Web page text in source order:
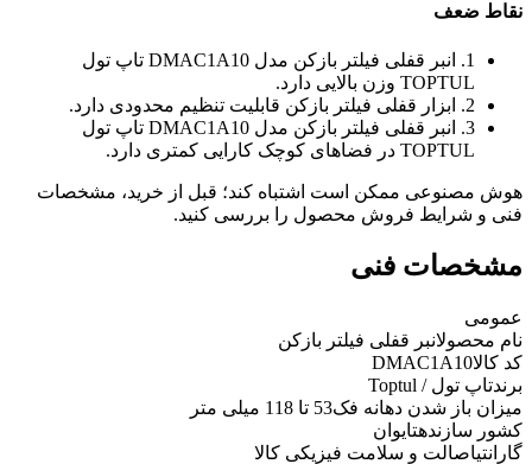
نقاط ضعف
1. انبر قفلی فیلتر بازکن مدل DMAC1A10 تاپ تول
TOPTUL وزن بالایی دارد.
2. ابزار قفلی فیلتر بازکن قابلیت تنظیم محدودی دارد.
3. انبر قفلی فیلتر بازکن مدل DMAC1A10 تاپ تول
TOPTUL در فضاهای کوچک کارایی کمتری دارد.
هوش مصنوعی ممکن است اشتباه کند؛ قبل از خرید، مشخصات
فنی و شرایط فروش محصول را بررسی کنید.
مشخصات فنی
عمومی
نام محصولانبر قفلی فیلتر بازکن
کد کالاDMAC1A10
برندتاپ تول / Toptul
میزان باز شدن دهانه فک53 تا 118 میلی متر
کشور سازندهتایوان
گارانتیاصالت و سلامت فیزیکی کالا